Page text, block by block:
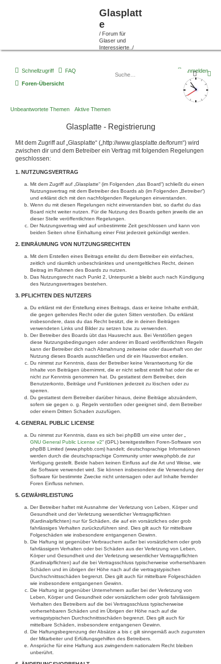
Glasplatt
e
/ Forum für
Glaser und
Interessierte../
Suche
Schnellzugriff FAQ Anmelden
Foren-Übersicht
Unbeantwortete Themen Aktive Themen
Glasplatte - Registrierung
Mit dem Zugriff auf „Glasplatte“ („http://www.glasplatte.de/forum“) wird
zwischen dir und dem Betreiber ein Vertrag mit folgenden Regelungen
geschlossen:
1. NUTZUNGSVERTRAG
Mit dem Zugriff auf „Glasplatte“ (im Folgenden „das Board“) schließt du einen
Nutzungsvertrag mit dem Betreiber des Boards ab (im Folgenden „Betreiber“)
und erklärst dich mit den nachfolgenden Regelungen einverstanden.
Wenn du mit diesen Regelungen nicht einverstanden bist, so darfst du das
Board nicht weiter nutzen. Für die Nutzung des Boards gelten jeweils die an
dieser Stelle veröffentlichten Regelungen.
Der Nutzungsvertrag wird auf unbestimmte Zeit geschlossen und kann von
beiden Seiten ohne Einhaltung einer Frist jederzeit gekündigt werden.
2. EINRÄUMUNG VON NUTZUNGSRECHTEN
Mit dem Erstellen eines Beitrags erteilst du dem Betreiber ein einfaches,
zeitlich und räumlich unbeschränktes und unentgeltliches Recht, deinen
Beitrag im Rahmen des Boards zu nutzen.
Das Nutzungsrecht nach Punkt 2, Unterpunkt a bleibt auch nach Kündigung
des Nutzungsvertrages bestehen.
3. PFLICHTEN DES NUTZERS
Du erklärst mit der Erstellung eines Beitrags, dass er keine Inhalte enthält,
die gegen geltendes Recht oder die guten Sitten verstoßen. Du erklärst
insbesondere, dass du das Recht besitzt, die in deinen Beiträgen
verwendeten Links und Bilder zu setzen bzw. zu verwenden.
Der Betreiber des Boards übt das Hausrecht aus. Bei Verstößen gegen
diese Nutzungsbedingungen oder anderer im Board veröffentlichten Regeln
kann der Betreiber dich nach Abmahnung zeitweise oder dauerhaft von der
Nutzung dieses Boards ausschließen und dir ein Hausverbot erteilen.
Du nimmst zur Kenntnis, dass der Betreiber keine Verantwortung für die
Inhalte von Beiträgen übernimmt, die er nicht selbst erstellt hat oder die er
nicht zur Kenntnis genommen hat. Du gestattest dem Betreiber, dein
Benutzerkonto, Beiträge und Funktionen jederzeit zu löschen oder zu
sperren.
Du gestattest dem Betreiber darüber hinaus, deine Beiträge abzuändern,
sofern sie gegen o. g. Regeln verstoßen oder geeignet sind, dem Betreiber
oder einem Dritten Schaden zuzufügen.
4. GENERAL PUBLIC LICENSE
Du nimmst zur Kenntnis, dass es sich bei phpBB um eine unter der „
GNU General Public License v2“ (GPL) bereitgestellten Foren-Software von
phpBB Limited (www.phpbb.com) handelt; deutschsprachige Informationen
werden durch die deutschsprachige Community unter www.phpbb.de zur
Verfügung gestellt. Beide haben keinen Einfluss auf die Art und Weise, wie
die Software verwendet wird. Sie können insbesondere die Verwendung der
Software für bestimmte Zwecke nicht untersagen oder auf Inhalte fremder
Foren Einfluss nehmen.
5. GEWÄHRLEISTUNG
Der Betreiber haftet mit Ausnahme der Verletzung von Leben, Körper und
Gesundheit und der Verletzung wesentlicher Vertragspflichten
(Kardinalpflichten) nur für Schäden, die auf ein vorsätzliches oder grob
fahrlässiges Verhalten zurückzuführen sind. Dies gilt auch für mittelbare
Folgeschäden wie insbesondere entgangenen Gewinn.
Die Haftung ist gegenüber Verbrauchern außer bei vorsätzlichem oder grob
fahrlässigem Verhalten oder bei Schäden aus der Verletzung von Leben,
Körper und Gesundheit und der Verletzung wesentlicher Vertragspflichten
(Kardinalpflichten) auf die bei Vertragsschluss typischerweise vorhersehbaren
Schäden und im übrigen der Höhe nach auf die vertragstypischen
Durchschnittsschäden begrenzt. Dies gilt auch für mittelbare Folgeschäden
wie insbesondere entgangenen Gewinn.
Die Haftung ist gegenüber Unternehmern außer bei der Verletzung von
Leben, Körper und Gesundheit oder vorsätzlichem oder grob fahrlässigem
Verhalten des Betreibers auf die bei Vertragsschluss typischerweise
vorhersehbaren Schäden und im Übrigen der Höhe nach auf die
vertragstypischen Durchschnittsschäden begrenzt. Dies gilt auch für
mittelbare Schäden, insbesondere entgangenen Gewinn.
Die Haftungsbegrenzung der Absätze a bis c gilt sinngemäß auch zugunsten
der Mitarbeiter und Erfüllungsgehilfen des Betreibers.
Ansprüche für eine Haftung aus zwingendem nationalem Recht bleiben
unberührt.